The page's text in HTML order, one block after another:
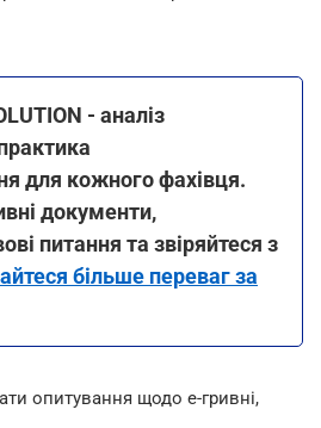
- аналіз
для кожного фахівця.
документи,
питання та звіряйтеся з
більше переваг за
опитування щодо е-гривні,